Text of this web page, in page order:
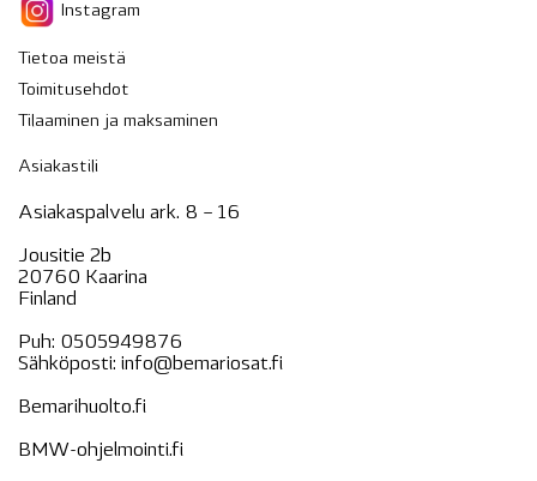
Instagram
Tietoa meistä
Toimitusehdot
Tilaaminen ja maksaminen
Asiakastili
Asiakaspalvelu ark. 8 – 16
Jousitie 2b
20760 Kaarina
Finland
Puh: 0505949876
Sähköposti: info@bemariosat.fi
Bemarihuolto.fi
BMW-ohjelmointi.fi